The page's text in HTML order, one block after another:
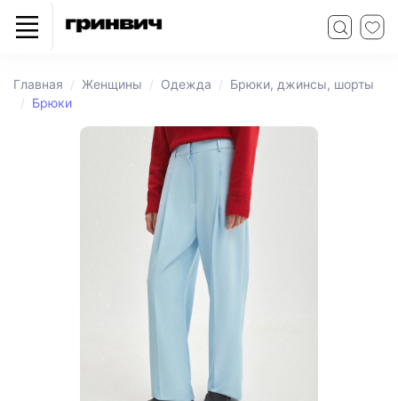
Главная Женщины Одежда
Брюки, джинсы, шорты
Брюки